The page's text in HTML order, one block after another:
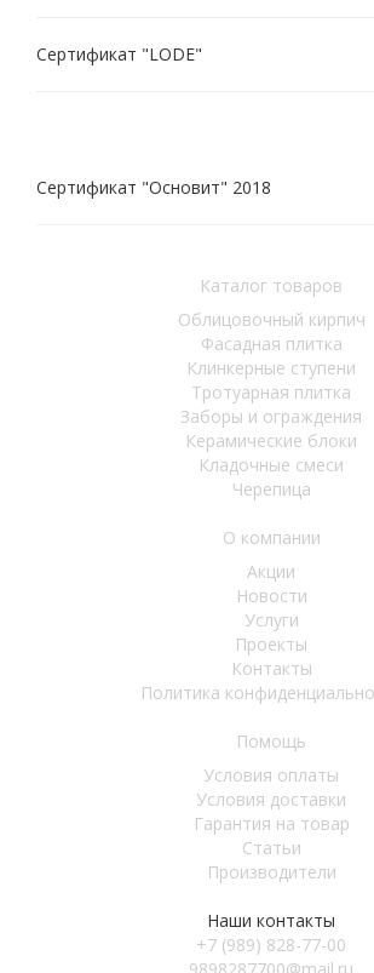
Сертификат "LODE"
Сертификат "Основит" 2018
Каталог товаров
Облицовочный кирпич
Фасадная плитка
Клинкерные ступени
Тротуарная плитка
Заборы и ограждения
Керамические блоки
Кладочные смеси
Черепица
О компании
Акции
Новости
Услуги
Проекты
Контакты
Политика
Помощь
Условия оплаты
Условия доставки
Гарантия на товар
Статьи
Производители
Наши контакты
+7 (989) 828-77-00